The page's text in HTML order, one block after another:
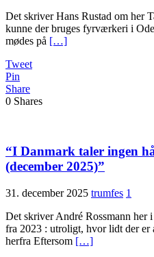
Det skriver Hans Rustad om her
kunne der bruges fyrværkeri i
mødes på […]
Tweet
Pin
Share
0 Shares
“I Danmark taler ingen
(december 2025)”
31. december 2025 trumfes 1
Det skriver André Rossmann her
fra 2023 : utroligt, hvor lidt der er
herfra Eftersom […]